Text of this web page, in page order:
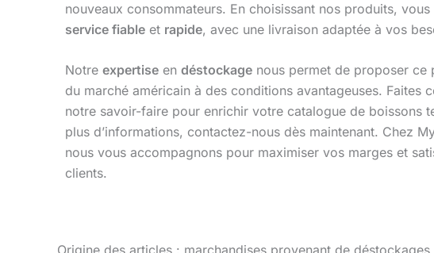
nouveaux consommateurs. En choisissant nos produits,
service fiable et rapide, avec une livraison adaptée à vos
Notre expertise en déstockage nous permet de proposer ce
du marché américain à des conditions avantageuses. Faites
notre savoir-faire pour enrichir votre catalogue de boissons
plus d’informations, contactez-nous dès maintenant. Chez
nous vous accompagnons pour maximiser vos marges et
clients.